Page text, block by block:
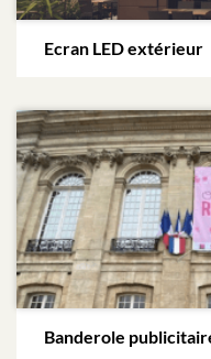
Ecran LED extérieur
Banderole